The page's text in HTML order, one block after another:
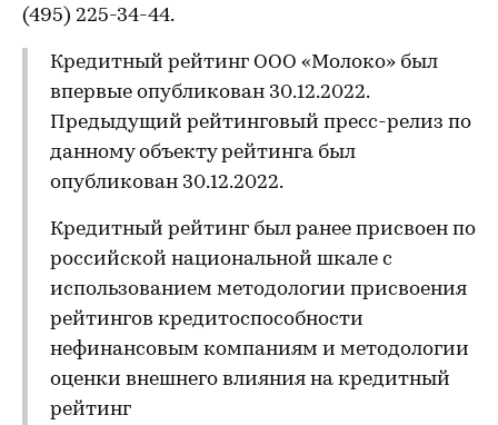
(495) 225-34-44.
Кредитный рейтинг ООО «Молоко» был
впервые опубликован 30.12.2022.
Предыдущий рейтинговый пресс-релиз по
данному объекту рейтинга был
опубликован 30.12.2022.
Кредитный рейтинг был ранее присвоен по
российской национальной шкале с
использованием методологии присвоения
рейтингов кредитоспособности
нефинансовым компаниям и методологии
оценки внешнего влияния на кредитный
рейтинг